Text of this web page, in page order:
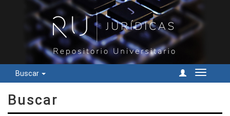
Buscar
Cambiar
Buscar